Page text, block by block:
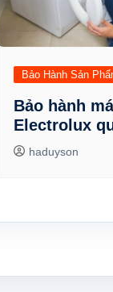
Bảo Hành Sản
Bảo hành
Electrolux
haduyson